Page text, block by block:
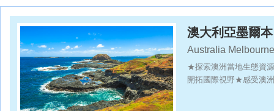
澳大利亞墨爾
Australia
Study Tour
★探索澳洲當地生態資
開拓國際視野★感受澳